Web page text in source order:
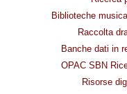
Biblioteche
Raccolta
Banche dati in
OPAC SBN
Risorse